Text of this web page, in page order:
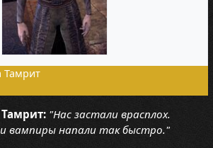
Тамрит
"Нас застали врасплох.
вампиры напали так быстро."